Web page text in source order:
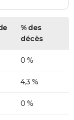
% des
décès
0 %
4,3 %
0 %